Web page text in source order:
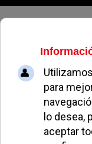
Mónica
EL AVISPA SUBE EN